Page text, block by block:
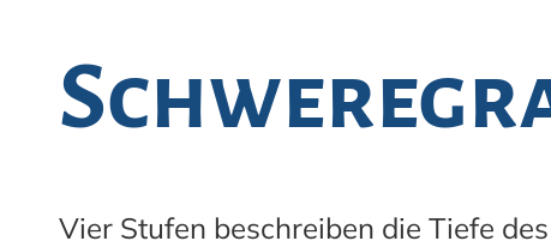
Vier Stufen beschreiben die Tiefe